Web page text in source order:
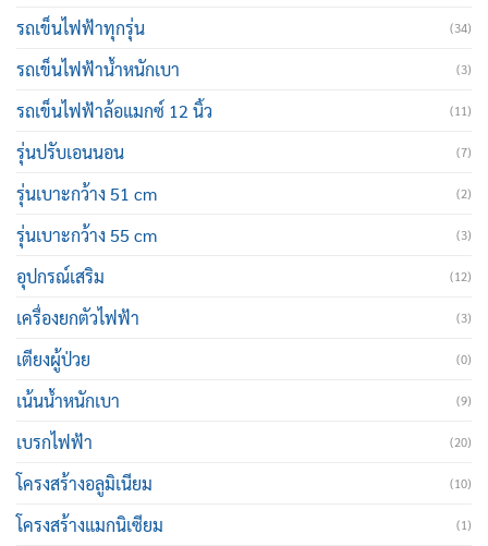
รถเข็นไฟฟ้าทุกรุ่น (34)
รถเข็นไฟฟ้าน้ำหนักเบา (3)
รถเข็นไฟฟ้าล้อแมกซ์ 12 นิ้ว (11)
รุ่นปรับเอนนอน (7)
รุ่นเบาะกว้าง 51 cm (2)
รุ่นเบาะกว้าง 55 cm (3)
อุปกรณ์เสริม (12)
เครื่องยกตัวไฟฟ้า (3)
เตียงผู้ป่วย (0)
เน้นน้ำหนักเบา (9)
เบรกไฟฟ้า (20)
โครงสร้างอลูมิเนียม (10)
โครงสร้างแมกนิเซียม (1)